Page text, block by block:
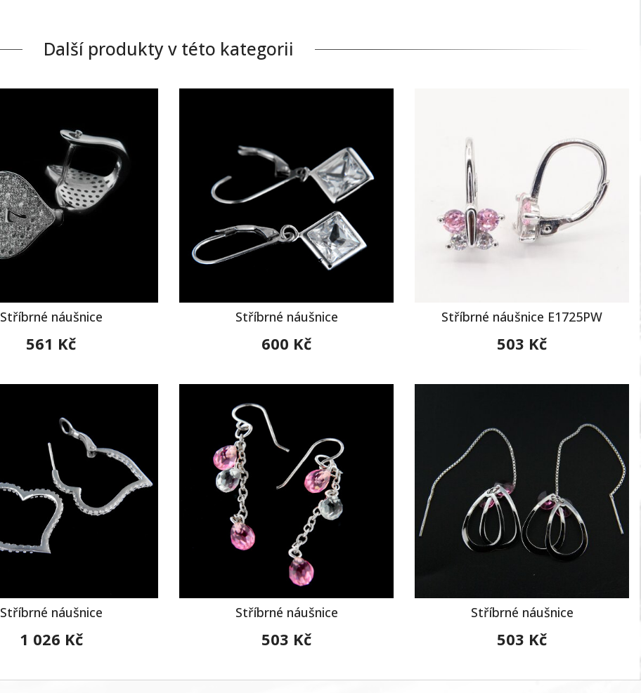
Další produkty v této kategorii
Stříbrné náušnice
561 Kč
Stříbrné náušnice
600 Kč
Stříbrné náušnice E1725PW
503 Kč
Stříbrné náušnice
1 026 Kč
Stříbrné náušnice
503 Kč
Stříbrné náušnice
503 Kč